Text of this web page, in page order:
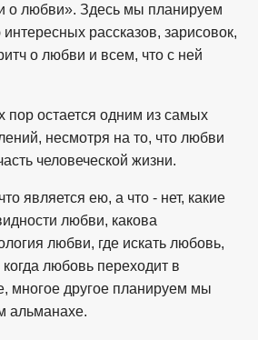
о любви». Здесь мы планируем
рассказов, зарисовок,
о любви и всем, что с ней
пор остается одним из самых
несмотря на то, что любви
человеческой жизни.
является ею, а что - нет, какие
любви, какова
любви, где искать любовь,
когда любовь переходит в
многое другое планируем мы
альманахе.